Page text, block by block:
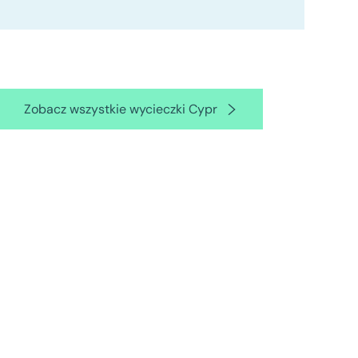
Zobacz wszystkie wycieczki Cypr